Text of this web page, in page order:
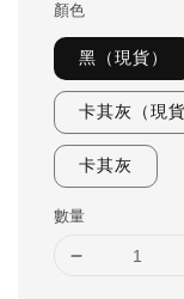
顏色
黑（現貨）
卡其灰（現貨
卡其灰
數量